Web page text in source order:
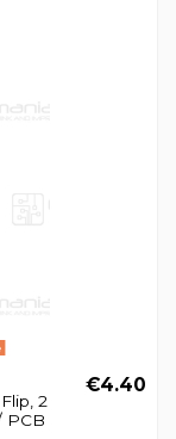
2
PCB
€4.40